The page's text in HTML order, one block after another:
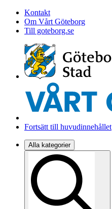
Kontakt
Om Vårt Göteborg
Till goteborg.se
Fortsätt till huvudinnehållet
Alla kategorier